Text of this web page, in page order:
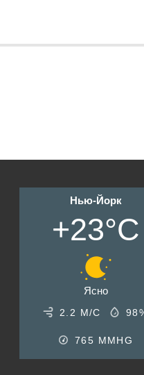
Нью-Йорк
+23°C
Ясно
2.2 М/С
765 MMHG